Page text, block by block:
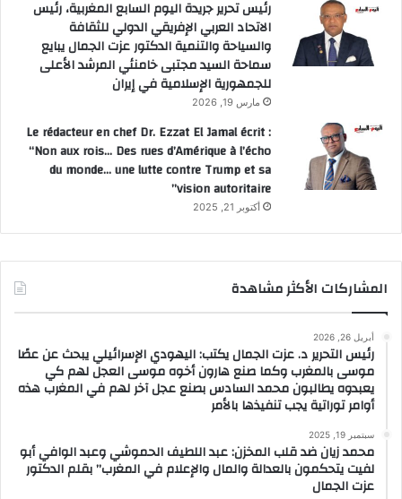
رئيس تحرير جريدة اليوم السابع المغربية، رئيس
الاتحاد العربي الإفريقي الدولي للثقافة
والسياحة والتنمية الدكتور عزت الجمال يبايع
سماحة السيد مجتبى خامنئي المرشد الأعلى
للجمهورية الإسلامية في إيران
مارس 19, 2026
Le rédacteur en chef Dr. Ezzat El Jamal écrit :
“Non aux rois… Des rues d’Amérique à l’écho
du monde… une lutte contre Trump et sa
vision autoritaire”
أكتوبر 21, 2025
المشاركات الأكثر مشاهدة
أبريل 26, 2026
رئيس التحرير د. عزت الجمال يكتب: اليهودي الإسرائيلي يبحث عن عصًا
موسى بالمغرب وكما صنع هارون أخوه موسى العجل لهم كي
يعبدوه يطالبون محمد السادس بصنع عجل آخر لهم في المغرب هذه
أوامر توراتية يجب تنفيذها بالأمر
سبتمبر 19, 2025
محمد زيان ضد قلب المخزن: عبد اللطيف الحموشي وعبد الوافي أبو
لفيت يتحكمون بالعدالة والمال والإعلام في المغرب” بقلم الدكتور
عزت الجمال